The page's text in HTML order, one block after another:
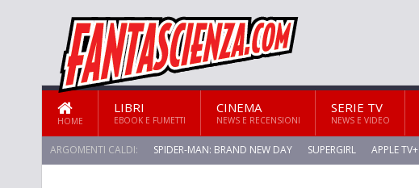
HOME
LIBRI
EBOOK E FUMETTI
CINEMA
NEWS E RECENSIONI
SERIE TV
NEWS E VIDEO
ARGOMENTI CALDI: SPIDER-MAN: BRAND NEW DAY SUPERGIRL APPLE TV+